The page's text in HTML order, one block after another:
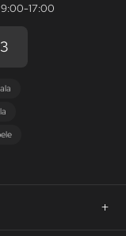
9:00-17:00